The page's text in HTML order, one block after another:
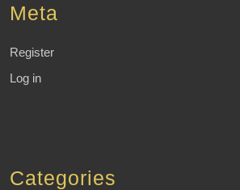
Meta
Register
Log in
Categories